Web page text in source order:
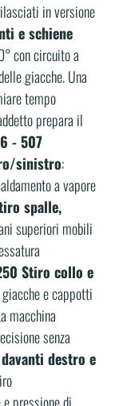
in versione
e schiene
con circuito a
giacche. Una
tempo
prepara il
- 507
sinistro:
a vapore
spalle,
superiori mobili
Stiro collo e
e cappotti
macchina
senza
destro e